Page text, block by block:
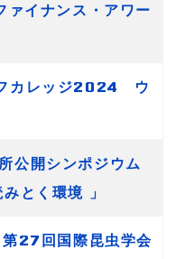
イナンス・アワー
カレッジ2024 ウ
公開シンポジウム
とく環境 」
27回国際昆虫学会